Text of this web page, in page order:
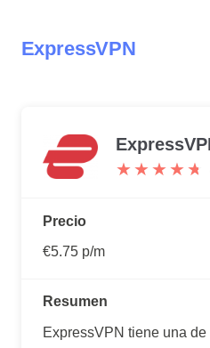
ExpressVPN
★ ★ ★ ★ ★
★ ★ ★ ★ ★
Precio
€5.75 p/m
Resumen
ExpressVPN tiene una